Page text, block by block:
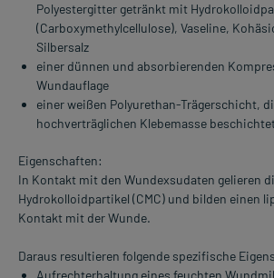
Polyestergitter getränkt mit
(Carboxymethylcellulose), Vaseline,
Silbersalz
einer dünnen und absorbierenden
Wundauflage
einer weißen Polyurethan-Trägerschicht,
hochverträglichen Klebemasse
Eigenschaften:
In Kontakt mit den Wundexsudaten gelieren
Hydrokolloidpartikel (CMC) und bilden einen
Kontakt mit der Wunde.
Daraus resultieren folgende spezifische
Aufrechterhaltung eines feuchten